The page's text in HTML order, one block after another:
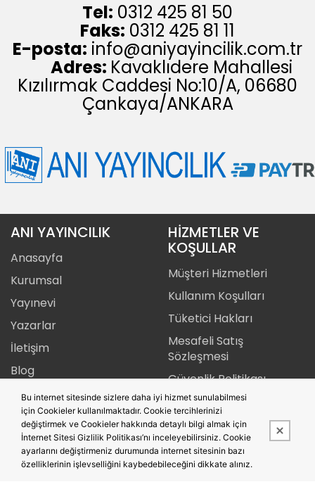
Tel: 0312 425 81 50
Faks: 0312 425 81 11
E-posta: info@aniyayincilik.com.tr
Adres: Kavaklıdere Mahallesi
Kızılırmak Caddesi No:10/A, 06680
Çankaya/ANKARA
ANI YAYINCILIK
Anasayfa
Kurumsal
Yayınevi
Yazarlar
İletişim
Blog
Yayın İlkeleri
HİZMETLER VE
KOŞULLAR
Müşteri Hizmetleri
Kullanım Koşulları
Tüketici Hakları
Mesafeli Satış
Sözleşmesi
Güvenlik Politikası
Telif Hakkı
Gizlilik Politikası
İade Şartları
Bu internet sitesinde sizlere daha iyi hizmet sunulabilmesi
için Cookieler kullanılmaktadır. Cookie tercihlerinizi
değiştirmek ve Cookieler hakkında detaylı bilgi almak için
İnternet Sitesi Gizlilik Politikası’nı inceleyebilirsiniz. Cookie
ayarlarını değiştirmeniz durumunda internet sitesinin bazı
özelliklerinin işlevselliğini kaybedebileceğini dikkate alınız.